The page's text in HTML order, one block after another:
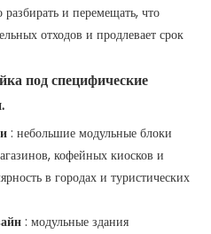
и перемещать, что
отходов и продлевает срок
под специфические
: небольшие модульные блоки
кофейных киосков и
в городах и туристических
: модульные здания